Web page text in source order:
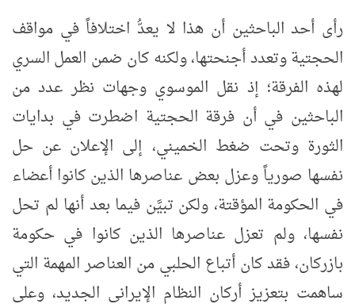
رأى أحد الباحثين أن هذا لا يعدُّ اختلافاً في مواقف
الحجتية وتعدد أجنحتها، ولكنه كان ضمن العمل السري
لهذه الفرقة؛ إذ نقل الموسوي وجهات نظر عدد من
الباحثين في أن فرقة الحجتية اضطرت في بدايات
الثورة وتحت ضغط الخميني، إلى الإعلان عن حل
نفسها صورياً وعزل بعض عناصرها الذين كانوا أعضاء
في الحكومة المؤقتة، ولكن تبيَّن فيما بعد أنها لم تحل
نفسها، ولم تعزل عناصرها الذين كانوا في حكومة
بازركان، فقد كان أتباع الحلبي من العناصر المهمة التي
ساهمت بتعزيز أركان النظام الإيراني الجديد، وعلى